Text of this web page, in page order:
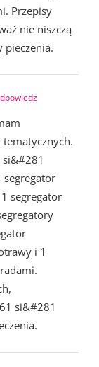
Przepisy
nie niszczą
pieczenia.
segregator
segregator
i 1
si&#281